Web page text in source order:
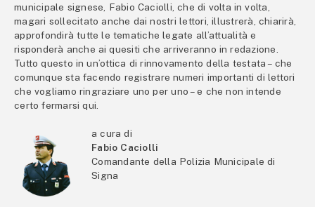
municipale signese, Fabio Caciolli, che di volta in volta,
magari sollecitato anche dai nostri lettori, illustrerà, chiarirà,
approfondirà tutte le tematiche legate all’attualità e
risponderà anche ai quesiti che arriveranno in redazione.
Tutto questo in un’ottica di rinnovamento della testata – che
comunque sta facendo registrare numeri importanti di lettori
che vogliamo ringraziare uno per uno – e che non intende
certo fermarsi qui.
a cura di
Fabio Caciolli
Comandante della Polizia Municipale di
Signa